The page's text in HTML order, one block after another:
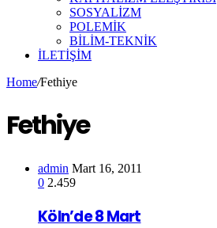
SOSYALİZM
POLEMİK
BİLİM-TEKNİK
ILETIŞIM
Home/Fethiye
Fethiye
admin Mart 16, 2011
0 2.459
Köln’de 8 Mart